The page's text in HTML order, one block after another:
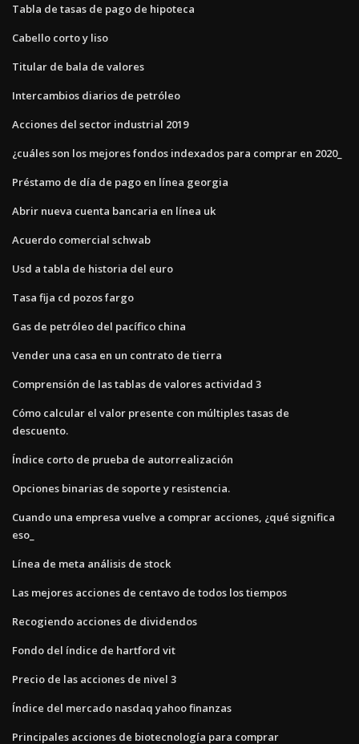
Tabla de tasas de pago de hipoteca
Cabello corto y liso
Titular de bala de valores
Intercambios diarios de petróleo
Acciones del sector industrial 2019
¿cuáles son los mejores fondos indexados para comprar en 2020_
Préstamo de día de pago en línea georgia
Abrir nueva cuenta bancaria en línea uk
Acuerdo comercial schwab
Usd a tabla de historia del euro
Tasa fija cd pozos fargo
Gas de petróleo del pacífico china
Vender una casa en un contrato de tierra
Comprensión de las tablas de valores actividad 3
Cómo calcular el valor presente con múltiples tasas de
descuento.
Índice corto de prueba de autorrealización
Opciones binarias de soporte y resistencia.
Cuando una empresa vuelve a comprar acciones, ¿qué significa
eso_
Línea de meta análisis de stock
Las mejores acciones de centavo de todos los tiempos
Recogiendo acciones de dividendos
Fondo del índice de hartford vit
Precio de las acciones de nivel 3
Índice del mercado nasdaq yahoo finanzas
Principales acciones de biotecnología para comprar